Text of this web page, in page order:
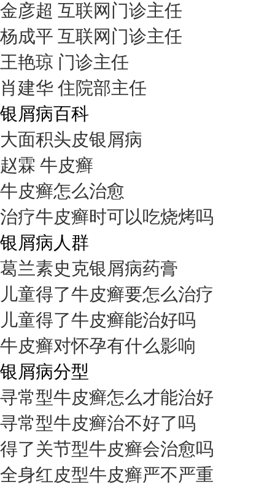
金彦超 互联网门诊主任
杨成平 互联网门诊主任
王艳琼 门诊主任
肖建华 住院部主任
银屑病百科
大面积头皮银屑病
赵霖 牛皮癣
牛皮癣怎么治愈
治疗牛皮癣时可以吃烧烤吗
银屑病人群
葛兰素史克银屑病药膏
儿童得了牛皮癣要怎么治疗
儿童得了牛皮癣能治好吗
牛皮癣对怀孕有什么影响
银屑病分型
寻常型牛皮癣怎么才能治好
寻常型牛皮癣治不好了吗
得了关节型牛皮癣会治愈吗
全身红皮型牛皮癣严不严重